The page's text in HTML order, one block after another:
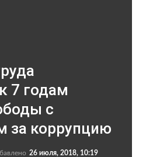
7 годам
с
за коррупцию
26 июля, 2018, 10:19